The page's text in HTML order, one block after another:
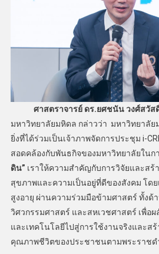
ศาสตราจารย์ ดร.ยศชนัน วงศ์สวัส
มหาวิทยาลัยมหิดล กล่าวว่า มหาวิทยาลัย
ยิ่งที่ได้ร่วมเป็นเจ้าภาพจัดการประชุม i-
สอดคล้องกับพันธกิจของมหาวิทยาลัยในก
ดิน” เราให้ความสำคัญกับการวิจัยและสร้
สุขภาพและความเป็นอยู่ที่ดีของสังคม โด
สูงอายุ ผ่านความร่วมมือข้ามศาสตร์ ทั้งด้
วิศวกรรมศาสตร์ และสหเวชศาสตร์ เพื่อ
และเทคโนโลยีไปสู่การใช้งานจริงและส
คุณภาพชีวิตของประชาชนตามพระราชด